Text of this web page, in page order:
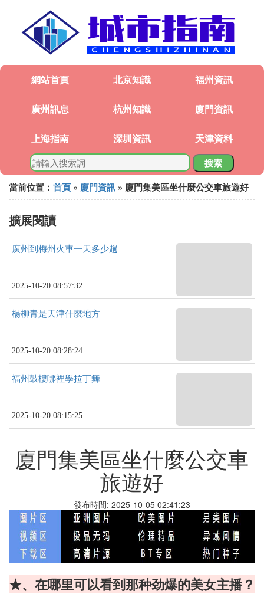
網站首頁 北京知識 福州資訊
廣州訊息 杭州知識 廈門資訊
上海指南 深圳資訊 天津資料
搜索
當前位置： 首頁 » 廈門資訊 » 廈門集美區坐什麼公交車旅遊好
擴展閱讀
廣州到梅州火車一天多少趟
2025-10-20 08:57:32
楊柳青是天津什麼地方
2025-10-20 08:28:24
福州鼓樓哪裡學拉丁舞
2025-10-20 08:15:25
廈門集美區坐什麼公交車
旅遊好
發布時間: 2025-10-05 02:41:23
★、在哪里可以看到那种劲爆的美女主播？